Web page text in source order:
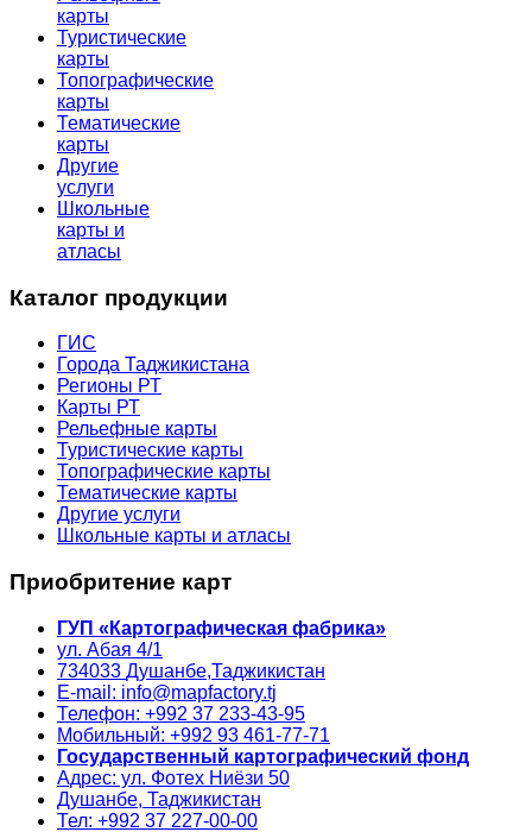
карты
Туристические
карты
Топографические
карты
Тематические
карты
Другие
услуги
Школьные
карты и
атласы
Каталог продукции
ГИС
Города Таджикистана
Регионы РТ
Карты РТ
Рельефные карты
Туристические карты
Топографические карты
Тематические карты
Другие услуги
Школьные карты и атласы
Приобритение карт
ГУП «Картографическая фабрика»
ул. Абая 4/1
734033 Душанбе,Таджикистан
E-mail: info@mapfactory.tj
Телефон: +992 37 233-43-95
Мобильный: +992 93 461-77-71
Государственный картографический фонд
Адрес: ул. Фотех Ниёзи 50
Душанбе, Таджикистан
Тел: +992 37 227-00-00